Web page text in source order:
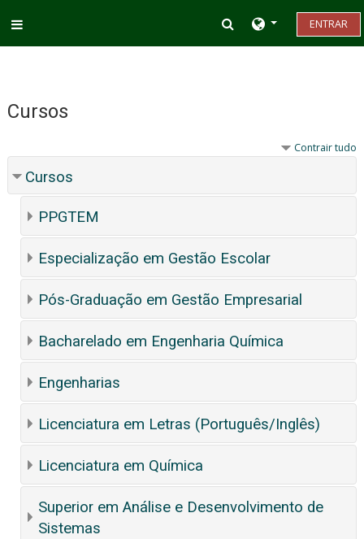
Alternar entrada
ENTRAR
Cursos
Contrair tudo
Cursos
PPGTEM
Especialização em Gestão Escolar
Pós-Graduação em Gestão Empresarial
Bacharelado em Engenharia Química
Engenharias
Licenciatura em Letras (Português/Inglês)
Licenciatura em Química
Superior em Análise e Desenvolvimento de
Sistemas